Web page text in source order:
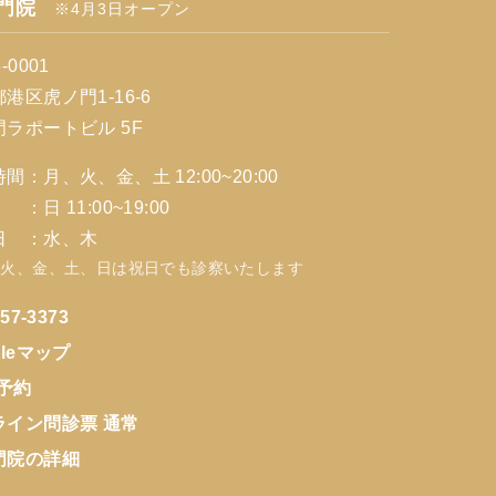
院 ※4月3日オープン
0001
港区虎ノ門1-16-6
ラポートビル 5F
間：月、火、金、土 12:00~20:00
11:00~19:00
：水、木
、金、土、日は祝日でも診察いたします
3373
マップ
約
イン問診票 通常
院の詳細